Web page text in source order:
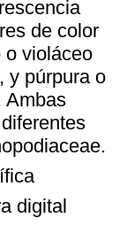
de color
o violáceo
, y púrpura o
Ambas
digital